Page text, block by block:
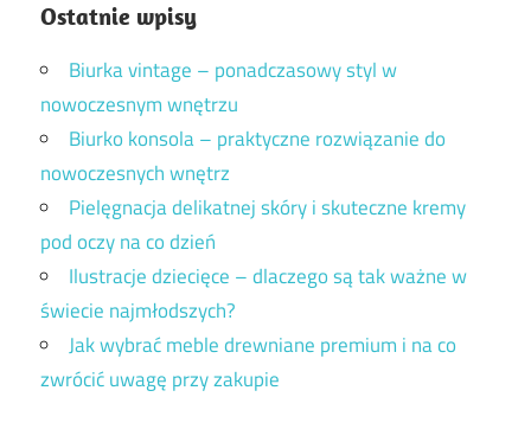
Ostatnie wpisy
Biurka vintage – ponadczasowy styl w
nowoczesnym wnętrzu
Biurko konsola – praktyczne rozwiązanie do
nowoczesnych wnętrz
Pielęgnacja delikatnej skóry i skuteczne kremy
pod oczy na co dzień
Ilustracje dziecięce – dlaczego są tak ważne w
świecie najmłodszych?
Jak wybrać meble drewniane premium i na co
zwrócić uwagę przy zakupie